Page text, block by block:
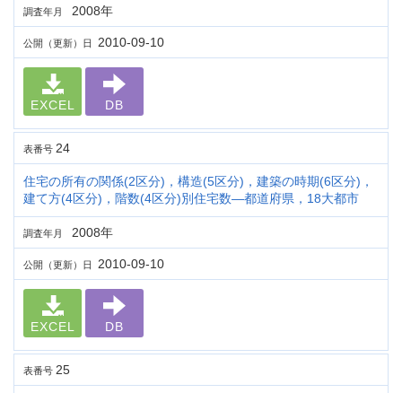
調査年月 2008年
公開（更新）日 2010-09-10
EXCEL DB
表番号 24
住宅の所有の関係(2区分)，構造(5区分)，建築の時期(6区分)，
建て方(4区分)，階数(4区分)別住宅数―都道府県，18大都市
調査年月 2008年
公開（更新）日 2010-09-10
EXCEL DB
表番号 25